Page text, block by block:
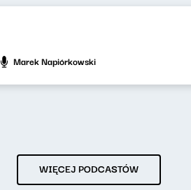
Marek Napiórkowski
WIĘCEJ PODCASTÓW